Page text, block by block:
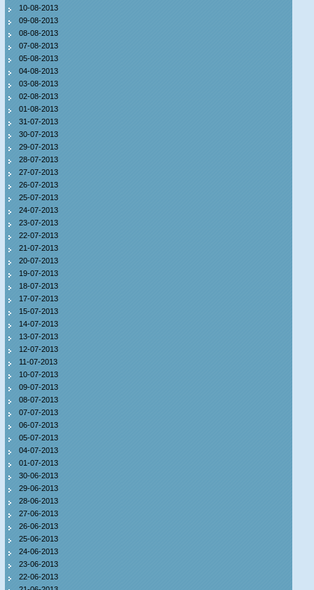
10-08-2013
09-08-2013
08-08-2013
07-08-2013
05-08-2013
04-08-2013
03-08-2013
02-08-2013
01-08-2013
31-07-2013
30-07-2013
29-07-2013
28-07-2013
27-07-2013
26-07-2013
25-07-2013
24-07-2013
23-07-2013
22-07-2013
21-07-2013
20-07-2013
19-07-2013
18-07-2013
17-07-2013
15-07-2013
14-07-2013
13-07-2013
12-07-2013
11-07-2013
10-07-2013
09-07-2013
08-07-2013
07-07-2013
06-07-2013
05-07-2013
04-07-2013
01-07-2013
30-06-2013
29-06-2013
28-06-2013
27-06-2013
26-06-2013
25-06-2013
24-06-2013
23-06-2013
22-06-2013